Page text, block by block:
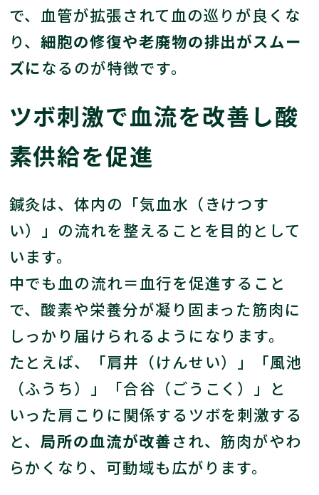
で、血管が拡張されて血の巡りが良くな
り、細胞の修復や老廃物の排出がスムー
ズになるのが特徴です。
ツボ刺激で血流を改善し酸
素供給を促進
鍼灸は、体内の「気血水（きけつす
い）」の流れを整えることを目的として
います。
中でも血の流れ＝血行を促進すること
で、酸素や栄養分が凝り固まった筋肉に
しっかり届けられるようになります。
たとえば、「肩井（けんせい）」「風池
（ふうち）」「合谷（ごうこく）」と
いった肩こりに関係するツボを刺激する
と、局所の血流が改善され、筋肉がやわ
らかくなり、可動域も広がります。